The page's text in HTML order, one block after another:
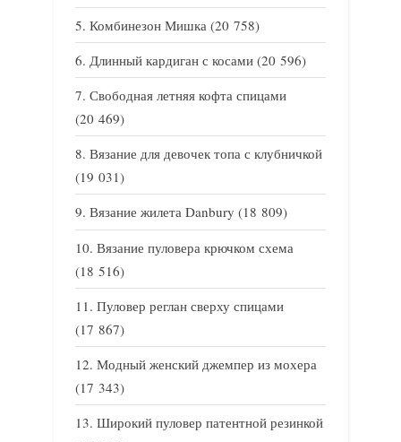
Комбинезон Мишка (20 758)
Длинный кардиган с косами (20 596)
Свободная летняя кофта спицами
(20 469)
Вязание для девочек топа с клубничкой
(19 031)
Вязание жилета Danbury (18 809)
Вязание пуловера крючком схема
(18 516)
Пуловер реглан сверху спицами
(17 867)
Модный женский джемпер из мохера
(17 343)
Широкий пуловер патентной резинкой